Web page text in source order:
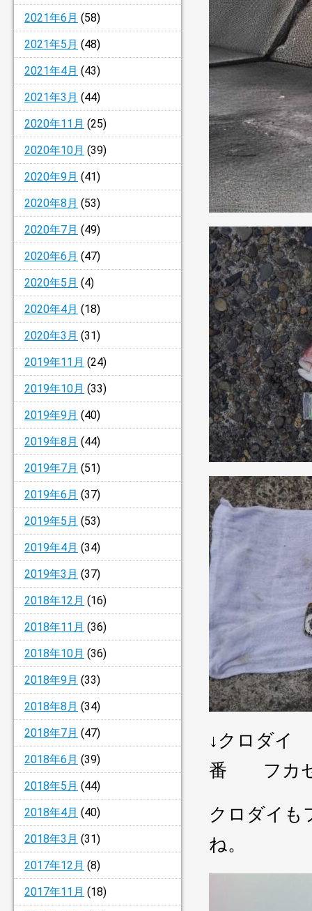
2021年6月 (58)
2021年5月 (48)
2021年4月 (43)
2021年3月 (44)
2020年11月 (25)
2020年10月 (39)
2020年9月 (41)
2020年8月 (53)
2020年7月 (49)
2020年6月 (47)
2020年5月 (4)
2020年4月 (18)
2020年3月 (31)
2019年11月 (24)
2019年10月 (33)
2019年9月 (40)
2019年8月 (44)
2019年7月 (51)
2019年6月 (37)
2019年5月 (53)
2019年4月 (34)
2019年3月 (37)
2018年12月 (16)
2018年11月 (36)
2018年10月 (36)
2018年9月 (33)
2018年8月 (34)
2018年7月 (47)
2018年6月 (39)
2018年5月 (44)
2018年4月 (40)
2018年3月 (31)
2017年12月 (8)
2017年11月 (18)
↓クロダイ
番 フカ
クロダイも
ね。